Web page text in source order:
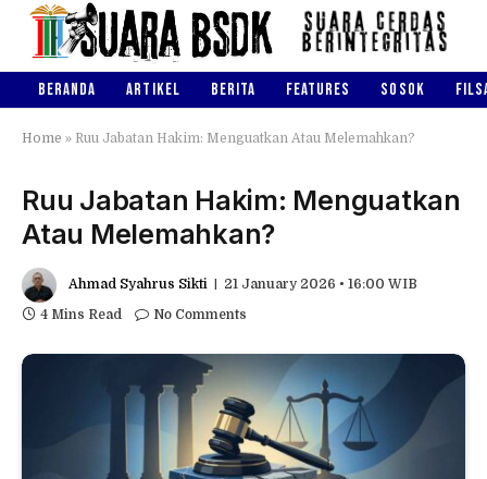
BERANDA ARTIKEL BERITA FEATURES SOSOK
Home » Ruu Jabatan Hakim: Menguatkan Atau Melemahkan?
Ruu Jabatan Hakim: Menguatkan
Atau Melemahkan?
Ahmad Syahrus Sikti
21 January 2026 • 16:00 WIB
4 Mins Read
No Comments